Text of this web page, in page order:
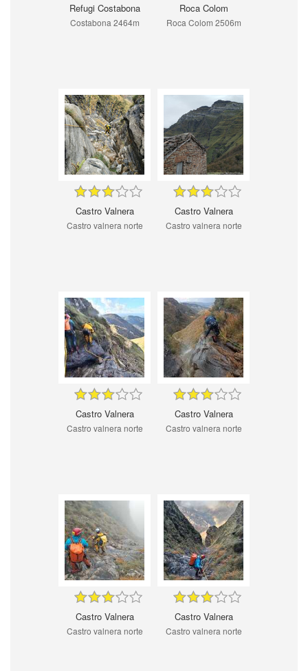
Refugi Costabona
Costabona 2464m
Roca Colom
Roca Colom 2506m
Castro Valnera
Castro valnera norte
Castro Valnera
Castro valnera norte
Castro Valnera
Castro valnera norte
Castro Valnera
Castro valnera norte
Castro Valnera
Castro valnera norte
Castro Valnera
Castro valnera norte